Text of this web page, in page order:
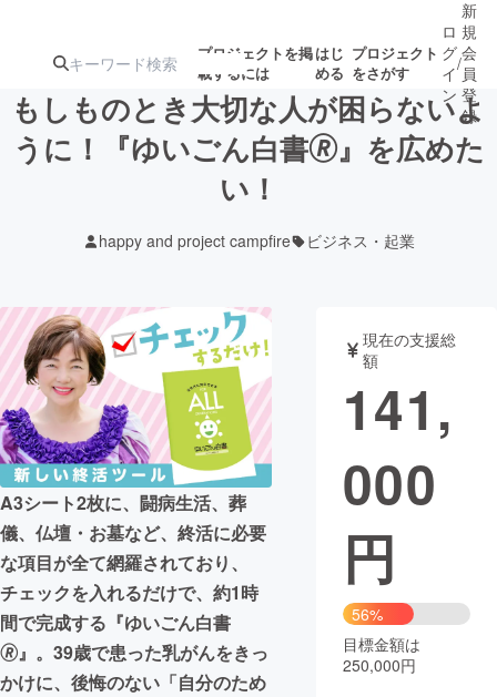
プロジェクトを掲
載するには
はじ
める
プロジェクト
をさがす
注目の新着プロ
テクノロジー・ガジェット
映像・映画 書籍・雑誌
ビジネス・起業 チャレンジ
まちづくり・地域活性化
CAMPFIRE for Social Good
CAMPFIRE Creation
CAMPFIREふるさと納税
コミュニティ
ロ
グ
イ
ン
/
新
規
会
員
登
録
もしものとき大切な人が困らないよ
うに！『ゆいごん白書🄬』を広めた
い！
happy and project campfire ビジネス・起業
A3シート2枚に、闘病生活、葬
儀、仏壇・お墓など、終活に必要
な項目が全て網羅されており、
チェックを入れるだけで、約1時
間で完成する『ゆいごん白書
🄬』。39歳で患った乳がんをきっ
かけに、後悔のない「自分のため
現在の支援総
額
141,
000
円
56%
目標金額は
250,000円